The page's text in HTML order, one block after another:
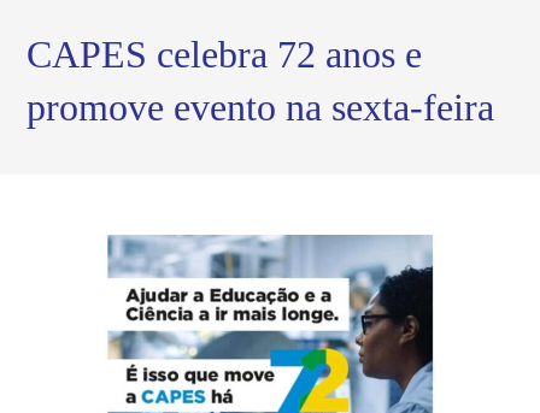
CAPES celebra 72 anos e
promove evento na sexta-feira